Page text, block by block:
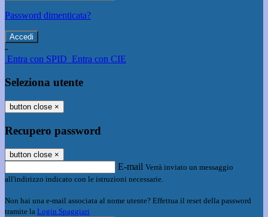
Password dimenticata?
-
Entra con SPID Entra con CIE
Seleziona utente
button close ×
Recupero password
button close ×
E-mail Verrà inviato un messaggio
all'indirizzo indicato con le istruzioni necessarie.
Non hai una e-mail associata al nome utente? Effettua il reset della password
tramite la Login Spaggiari